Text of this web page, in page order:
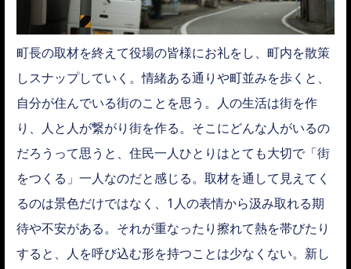
町長の取材を終えて役場の皆様にお礼をし、町内を散策
しスナップしていく。情緒ある通りや町並みを歩くと、
自分が住んでいる街のことを思う。人の生活は街を作
り、人と人が繋がり街を作る。そこにどんな人がいるの
だろうって思うと、住民一人ひとりはとても大切で「街
をつくる」一人なのだと感じる。取材を通して見えてく
るのは景色だけではなく、1人の表情から汲み取れる期
待や不安がある。それが重なったり擦れて熱を帯びたり
すると、人を呼び込む形を持つことは少なくない。新し